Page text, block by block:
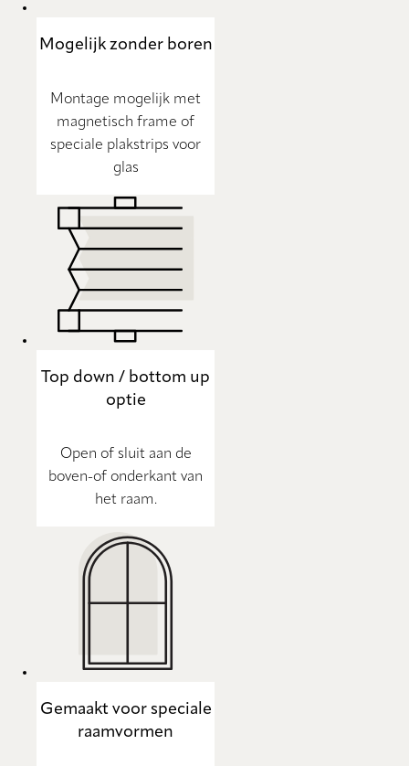
Mogelijk zonder boren
Montage mogelijk met
magnetisch frame of
speciale plakstrips voor
glas
Top down / bottom up
optie
Open of sluit aan de
boven-of onderkant van
het raam.
Gemaakt voor speciale
raamvormen